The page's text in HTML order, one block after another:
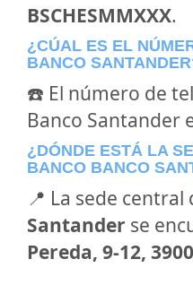
BSCHESMMXXX.
¿CÚAL ES EL
BANCO
☎️ El número de
Banco Santander
¿DÓNDE ESTÁ LA
BANCO BANCO
📍 La sede central
Santander se
Pereda, 9-12,